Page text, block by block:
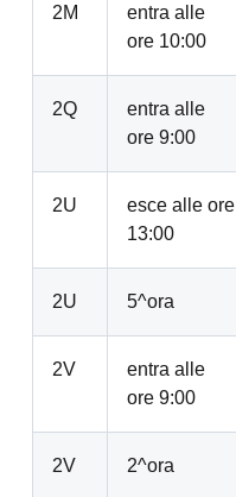
2M
entra alle
ore 10:00
2Q
entra alle
ore 9:00
2U
esce alle ore
13:00
2U 5^ora
2V
entra alle
ore 9:00
2V 2^ora